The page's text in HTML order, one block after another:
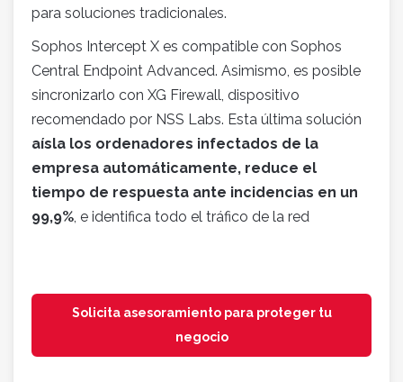
para soluciones tradicionales.
Sophos Intercept X es compatible con Sophos
Central Endpoint Advanced. Asimismo, es posible
sincronizarlo con XG Firewall, dispositivo
recomendado por NSS Labs. Esta última solución
aísla los ordenadores infectados de la
empresa automáticamente, reduce el
tiempo de respuesta ante incidencias en un
99,9%, e identifica todo el tráfico de la red
Solicita asesoramiento para proteger tu
negocio